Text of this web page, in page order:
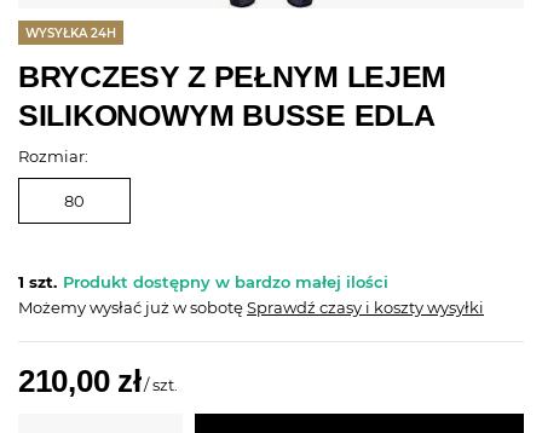
BRYCZESY Z PEŁNYM LEJEM
SILIKONOWYM BUSSE EDLA
WYSYŁKA 24H
Rozmiar:
80
1 szt. Produkt dostępny w bardzo małej ilości
Możemy wysłać już w sobotęSprawdź czasy i koszty wysyłki
210,00 zł/szt.